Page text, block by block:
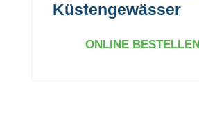
Küstengewässer
ONLINE BESTELLEN